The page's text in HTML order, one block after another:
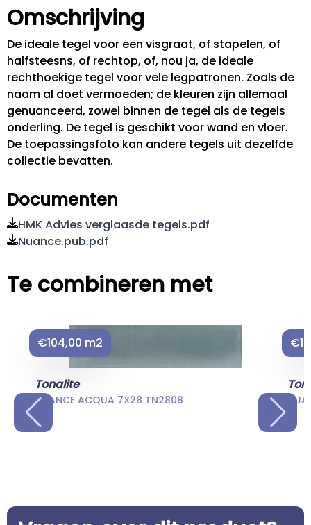
Omschrijving
De ideale tegel voor een visgraat, of stapelen, of
halfsteesns, of rechtop, of, nou ja, de ideale
rechthoekige tegel voor vele legpatronen. Zoals de
naam al doet vermoeden; de kleuren zijn allemaal
genuanceerd, zowel binnen de tegel als de tegels
onderling. De tegel is geschikt voor wand en vloer.
De toepassingsfoto kan andere tegels uit dezelfde
collectie bevatten.
Documenten
HMK Advies verglaasde tegels.pdf
Nuance.pub.pdf
Te combineren met
€104,00 m2
Tonalite
NUANCE ACQUA 7X28 TN2808